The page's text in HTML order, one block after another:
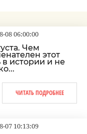
08 06:00:00
Чем
этот
в истории и не
ЧИТАТЬ ПОДРОБНЕЕ
07 10:13:09